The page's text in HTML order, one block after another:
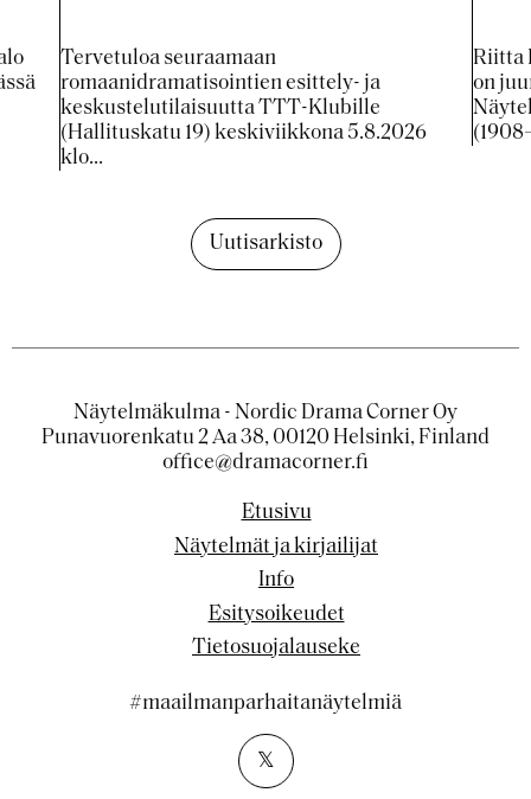
Tervetuloa seuraamaan
romaanidramatisointien esittely- ja
keskustelutilaisuutta TTT-Klubille
(Hallituskatu 19) keskiviikkona 5.8.2026
klo...
Riitta
on
Uutisarkisto
Näytelmäkulma - Nordic Drama Corner Oy
Punavuorenkatu 2 Aa 38, 00120 Helsinki, Finland
office@dramacorner.fi
Etusivu
Näytelmät ja kirjailijat
Info
Esitysoikeudet
Tietosuojalauseke
#maailmanparhaitanäytelmiä
𝕏